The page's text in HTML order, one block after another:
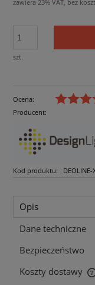
zawiera 23% VAT, bez
szt.
Ocena:
Producent:
Kod produktu: DEOLINE-
Opis
Dane techniczne
Bezpieczeństwo
Koszty dostawy
Cena nie zawiera